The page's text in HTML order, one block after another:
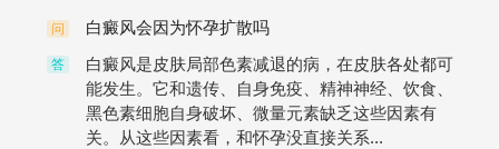
问 白癜风会因为怀孕扩散吗
答
白癜风是皮肤局部色素减退的病，在皮肤各处都可
能发生。它和遗传、自身免疫、精神神经、饮食、
黑色素细胞自身破坏、微量元素缺乏这些因素有
关。从这些因素看，和怀孕没直接关系...